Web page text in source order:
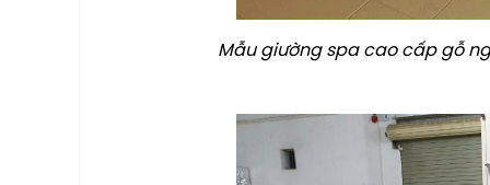
Mẫu giường spa cao cấp gỗ